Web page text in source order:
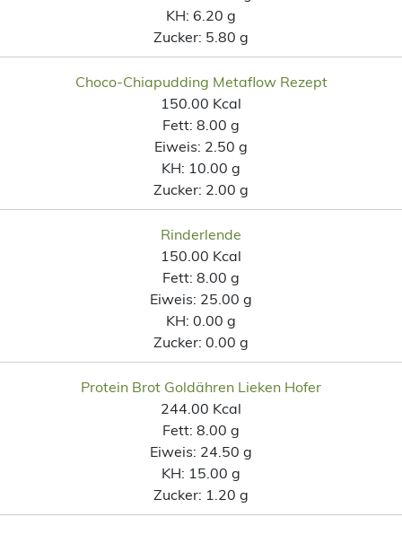
KH: 6.20 g
Zucker: 5.80 g
Choco-Chiapudding Metaflow Rezept
150.00 Kcal
Fett: 8.00 g
Eiweis: 2.50 g
KH: 10.00 g
Zucker: 2.00 g
Rinderlende
150.00 Kcal
Fett: 8.00 g
Eiweis: 25.00 g
KH: 0.00 g
Zucker: 0.00 g
Protein Brot Goldähren Lieken Hofer
244.00 Kcal
Fett: 8.00 g
Eiweis: 24.50 g
KH: 15.00 g
Zucker: 1.20 g